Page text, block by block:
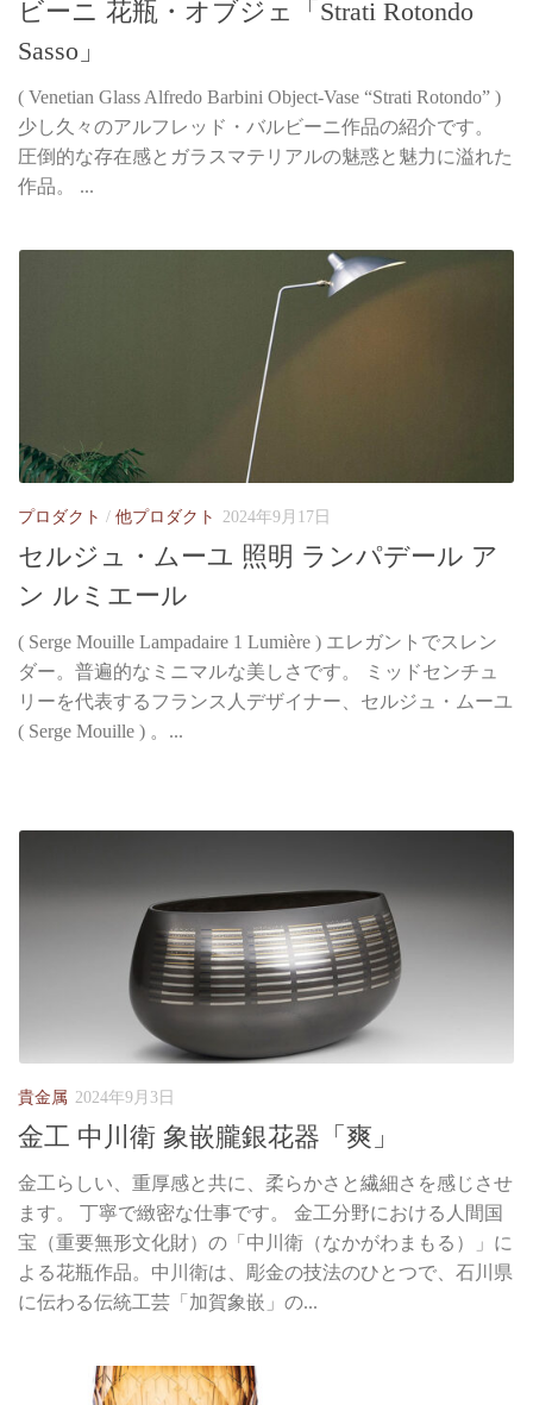
ビーニ 花瓶・オブジェ「Strati Rotondo
Sasso」
( Venetian Glass Alfredo Barbini Object-Vase “Strati Rotondo” )
少し久々のアルフレッド・バルビーニ作品の紹介です。
圧倒的な存在感とガラスマテリアルの魅惑と魅力に溢れた
作品。 ...
プロダクト / 他プロダクト 2024年9月17日
セルジュ・ムーユ 照明 ランパデール ア
ン ルミエール
( Serge Mouille Lampadaire 1 Lumière ) エレガントでスレン
ダー。普遍的なミニマルな美しさです。 ミッドセンチュ
リーを代表するフランス人デザイナー、セルジュ・ムーユ
( Serge Mouille ) 。...
貴金属 2024年9月3日
金工 中川衛 象嵌朧銀花器「爽」
金工らしい、重厚感と共に、柔らかさと繊細さを感じさせ
ます。 丁寧で緻密な仕事です。 金工分野における人間国
宝（重要無形文化財）の「中川衛（なかがわまもる）」に
よる花瓶作品。中川衛は、彫金の技法のひとつで、石川県
に伝わる伝統工芸「加賀象嵌」の...